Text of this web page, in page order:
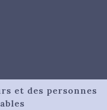
et des personnes